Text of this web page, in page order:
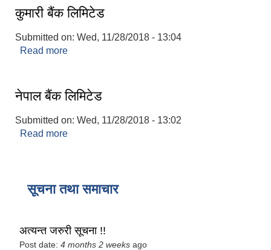
कुमारी बैंक लिमिटेड
Submitted on: Wed, 11/28/2018 - 13:04
Read more
नेपाल बैंक लिमिटेड
Submitted on: Wed, 11/28/2018 - 13:02
Read more
सूचना तथा समाचार
अत्यन्त जरुरी सूचना !!
Post date: 4 months 2 weeks ago